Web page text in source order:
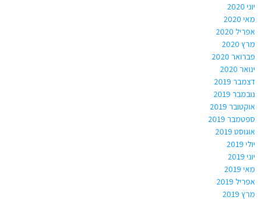
יוני 2020
מאי 2020
אפריל 2020
מרץ 2020
פברואר 2020
ינואר 2020
דצמבר 2019
נובמבר 2019
אוקטובר 2019
ספטמבר 2019
אוגוסט 2019
יולי 2019
יוני 2019
מאי 2019
אפריל 2019
מרץ 2019